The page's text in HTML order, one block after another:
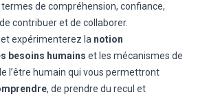
termes de compréhension, confiance,
contribuer et de collaborer.
expérimenterez la notion
besoins humains et les mécanismes de
l’être humain qui vous permettront
, de prendre du recul et